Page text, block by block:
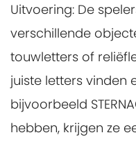
Uitvoering: De
verschillende
touwletters of
juiste letters vinden
bijvoorbeeld
hebben, krijgen ze